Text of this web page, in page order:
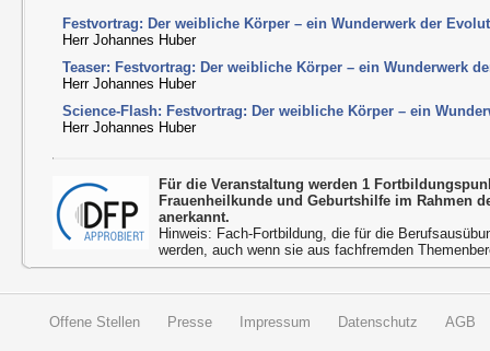
Festvortrag: Der weibliche Körper – ein Wunderwerk der
Herr Johannes Huber
Teaser: Festvortrag: Der weibliche Körper – ein Wunderwerk
Herr Johannes Huber
Science-Flash: Festvortrag: Der weibliche Körper – ein
Herr Johannes Huber
Für die Veranstaltung werden 1
Frauenheilkunde und Geburtshilfe im Rahmen
anerkannt.
Hinweis: Fach-Fortbildung, die für die
werden, auch wenn sie aus fachfremden
Offene Stellen Presse Impressum Datenschutz AGB